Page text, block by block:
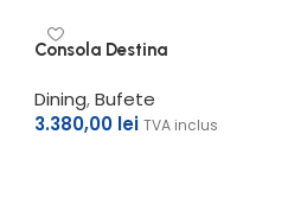
Consola Destina
Dining,Bufete
3.380,00 lei TVA inclus